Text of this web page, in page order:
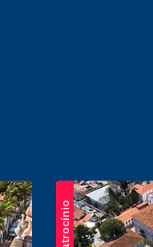
Patrocínio